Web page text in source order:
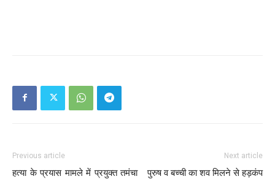
Previous article
हत्या के प्रयास मामले में प्रयुक्त तमंचा
Next article
पुरुष व बच्ची का शव मिलने से हड़कंप